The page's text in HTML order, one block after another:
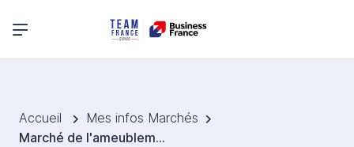
Menu principal
Accueil
Mes infos Marchés
Marché de l'ameublement et de la décoration en Inde